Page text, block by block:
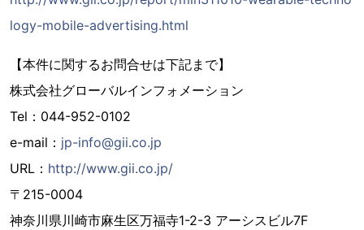
logy-mobile-advertising.html
【本件に関するお問合せは下記まで】
株式会社グローバルインフォメーション
Tel：044-952-0102
e-mail： jp-info@gii.co.jp
URL： http://www.gii.co.jp/
〒215-0004
神奈川県川崎市麻生区万福寺1-2-3 アーシスビル7F